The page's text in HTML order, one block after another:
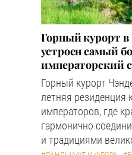
Горный курорт в
устроен самый
императорский
Горный курорт
летняя резиденция
императоров, где
гармонично
и традициями